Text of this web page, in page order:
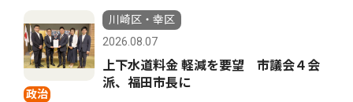
政治
川崎区・幸区
2026.08.07
上下水道料金 軽減を要望 市議会４会
派、福田市長に